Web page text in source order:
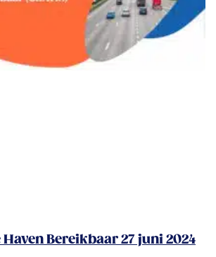
Bereikbaar 27 juni 2024